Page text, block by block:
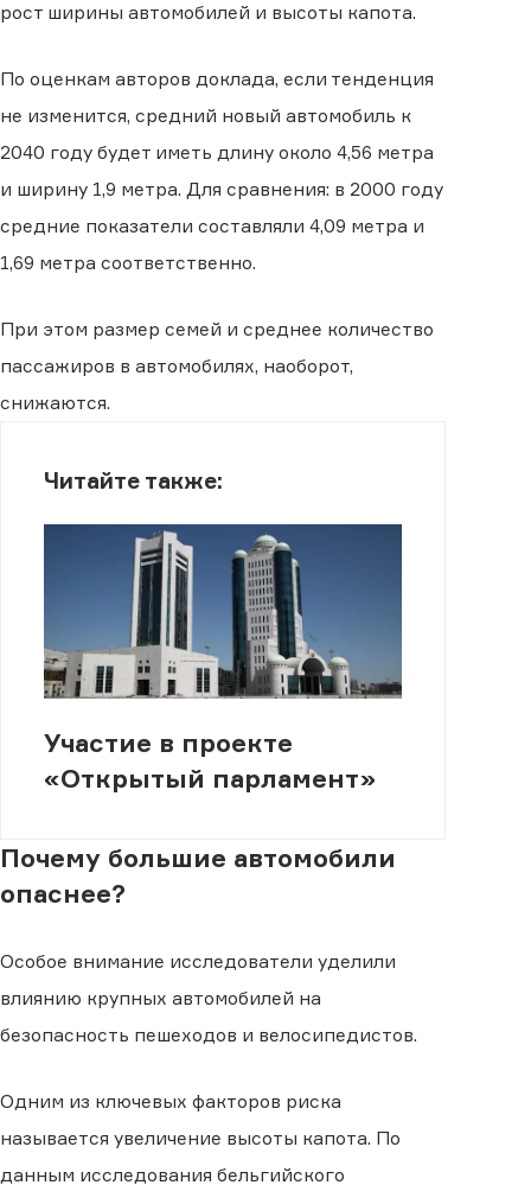
рост ширины автомобилей и высоты капота.
По оценкам авторов доклада, если тенденция
не изменится, средний новый автомобиль к
2040 году будет иметь длину около 4,56 метра
и ширину 1,9 метра. Для сравнения: в 2000 году
средние показатели составляли 4,09 метра и
1,69 метра соответственно.
При этом размер семей и среднее количество
пассажиров в автомобилях, наоборот,
снижаются.
Читайте также:
Участие в проекте
«Открытый парламент»
Почему большие автомобили
опаснее?
Особое внимание исследователи уделили
влиянию крупных автомобилей на
безопасность пешеходов и велосипедистов.
Одним из ключевых факторов риска
называется увеличение высоты капота. По
данным исследования бельгийского